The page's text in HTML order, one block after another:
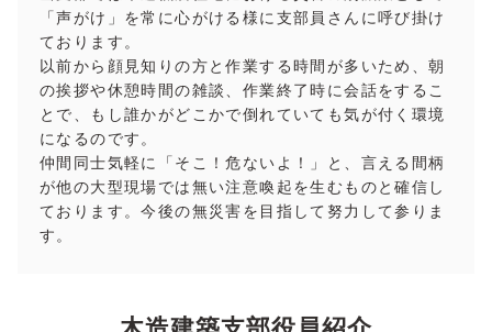
「声がけ」を常に心がける様に支部員さんに呼び掛け
ております。
以前から顔見知りの方と作業する時間が多いため、朝
の挨拶や休憩時間の雑談、作業終了時に会話をするこ
とで、もし誰かがどこかで倒れていても気が付く環境
になるのです。
仲間同士気軽に「そこ！危ないよ！」と、言える間柄
が他の大型現場では無い注意喚起を生むものと確信し
ております。今後の無災害を目指して努力して参りま
す。